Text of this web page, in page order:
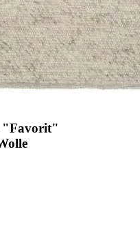
"Favorit"